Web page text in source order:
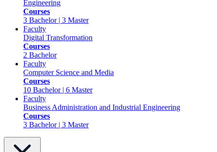
Engineering
Courses
3 Bachelor | 3 Master
Faculty
Digital Transformation
Courses
2 Bachelor
Faculty
Computer Science and Media
Courses
10 Bachelor | 6 Master
Faculty
Business Administration and Industrial Engineering
Courses
3 Bachelor | 3 Master